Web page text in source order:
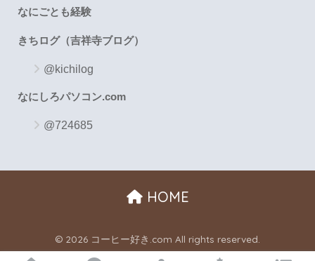
なにごとも経験
きちログ（吉祥寺ブログ）
@kichilog
なにしろパソコン.com
@724685
HOME
© 2026 コーヒー好き.com All rights reserved.